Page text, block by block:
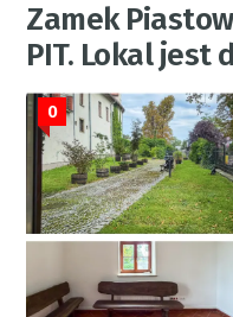
Zamek
PIT. Lokal jest
0